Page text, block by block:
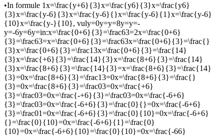
•In formule 1x=\frac{y+6}{3}x=\frac{y6}{3}x=\frac{y6}
{3}x=\frac{y-6}{3}x=\frac{y-6}{}x=\frac{y-6}{1}x=\frac{y-6}
{10}x=\frac{y-}{10}, vuly=0y=y=8y=y=-
y=-6y=6y=in:x=\frac{0+6}{3}=\frac63=2x=\frac{0+6}
{3}=\frac63=x=\frac{0+6}{3}=\frac63x=\frac{0+6}{3}=\frac{}
{3}x=\frac{0+6}{3}=\frac13x=\frac{0+6}{3}=\frac{14}
{3}x=\frac{+6}{3}=\frac{14}{3}x=\frac{8+6}{3}=\frac{14}
{3}x=\frac{8+6}{3}=\frac{14}{3}=x=\frac{8+6}{3}=\frac{14}
{3}=0x=\frac{8+6}{3}=\frac13=0x=\frac{8+6}{3}=\frac{}
{3}=0x=\frac{8+6}{3}=\frac03=0x=\frac{+6}
{3}=\frac03=0x=\frac{-+6}{3}=\frac03=0x=\frac{-6+6}
{3}=\frac03=0x=\frac{-6+6}{3}=\frac{0}{}=0x=\frac{-6+6}
{3}=\frac01=0x=\frac{-6+6}{3}=\frac{0}{10}=0x=\frac{-6+6}
{}=\frac{0}{10}=0x=\frac{-6+6}{1}=\frac{0}
{10}=0x=\frac{-6+6}{10}=\frac{0}{10}=0x=\frac{-66}